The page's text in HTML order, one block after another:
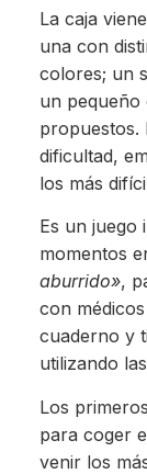
La caja
una con
colores; un
un pequeño
propuestos.
dificultad,
los más
Es un juego
momentos
aburrido»,
con
cuaderno y
utilizando
Los
para coger
venir los